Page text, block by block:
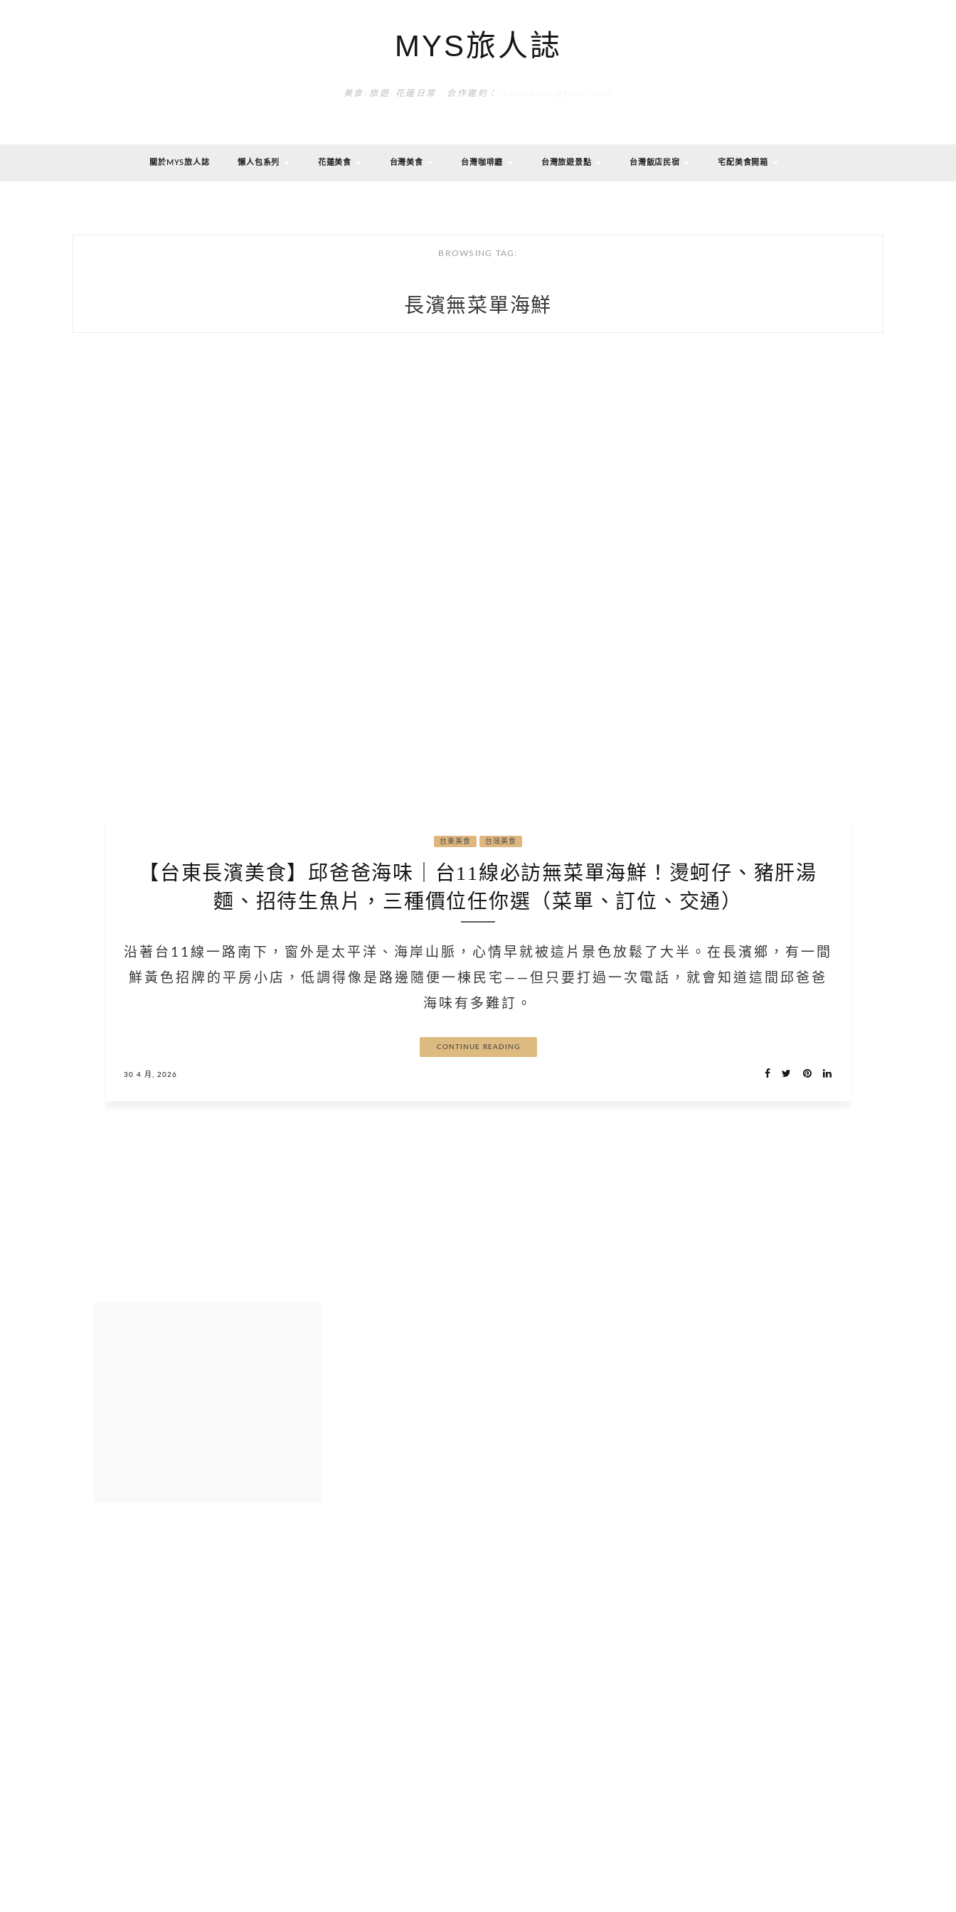
MYS旅人誌
美食x旅遊x花蓮日常 合作邀約：sekainomys@gmail.com
關於MYS旅人誌 懶人包系列 花蓮美食 台灣美食 台灣咖啡廳 台灣旅遊景點 台灣飯店民宿 宅配美食開箱
BROWSING TAG:
長濱無菜單海鮮
台東美食 台灣美食
【台東長濱美食】邱爸爸海味｜台11線必訪無菜單海鮮！燙蚵仔、豬肝湯
麵、招待生魚片，三種價位任你選（菜單、訂位、交通）
沿著台11線一路南下，窗外是太平洋、海岸山脈，心情早就被這片景色放鬆了大半。在長濱鄉，有一間
鮮黃色招牌的平房小店，低調得像是路邊隨便一棟民宅——但只要打過一次電話，就會知道這間邱爸爸
海味有多難訂。
CONTINUE READING
30 4 月, 2026